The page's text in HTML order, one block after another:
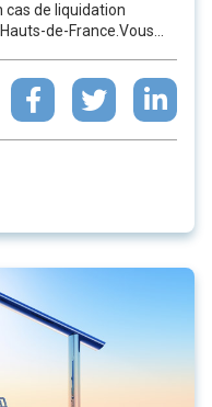
cas de liquidation
de-France.Vous...